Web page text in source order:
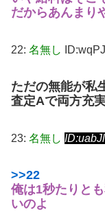
だからあんまり
22: 名無し
ただの無能が私
査定Aで両方充
23: 名無し
>>22
俺は1秒たりと
いのよ